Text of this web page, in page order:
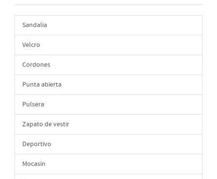
Sandalia
Velcro
Cordones
Punta abierta
Pulsera
Zapato de vestir
Deportivo
Mocasin